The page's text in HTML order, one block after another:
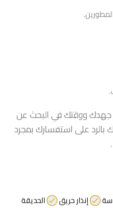
جهدك ووقتك في البحث عن
بالرد على استفسارك بمجرد
إنذار حريق
الحديقة